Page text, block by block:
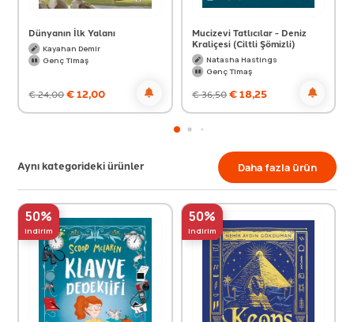
Dünyanın İlk Yalanı
Kayahan Demir
Genç Timaş
€24,00€12,00
Mucizevi Tatlıcılar - Deniz
Kraliçesi (Ciltli Şömizli)
Natasha Hastings
Genç Timaş
€36,50€18,25
Aynı kategorideki ürünler Daha fazla ürün
50%
indirim
50%
indirim